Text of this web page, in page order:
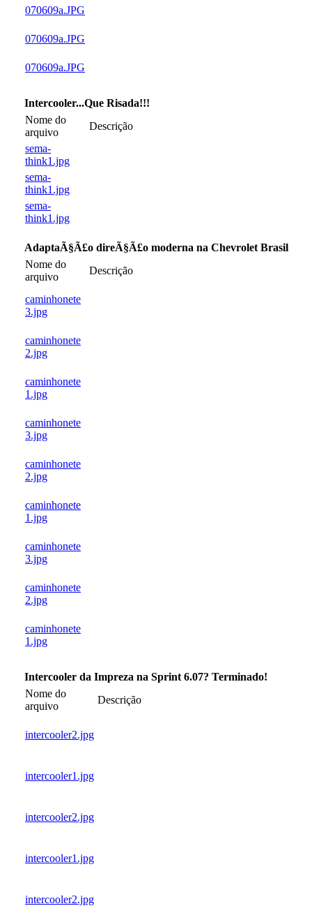
070609a.JPG
070609a.JPG
070609a.JPG
Intercooler...Que Risada!!!
Nome do
arquivo
Descrição
sema-
think1.jpg
sema-
think1.jpg
sema-
think1.jpg
AdaptaÃ§Ã£o direÃ§Ã£o moderna na Chevrolet Brasil
Nome do
arquivo
Descrição
caminhonete
3.jpg
caminhonete
2.jpg
caminhonete
1.jpg
caminhonete
3.jpg
caminhonete
2.jpg
caminhonete
1.jpg
caminhonete
3.jpg
caminhonete
2.jpg
caminhonete
1.jpg
Intercooler da Impreza na Sprint 6.07? Terminado!
Nome do
arquivo
Descrição
intercooler2.jpg
intercooler1.jpg
intercooler2.jpg
intercooler1.jpg
intercooler2.jpg